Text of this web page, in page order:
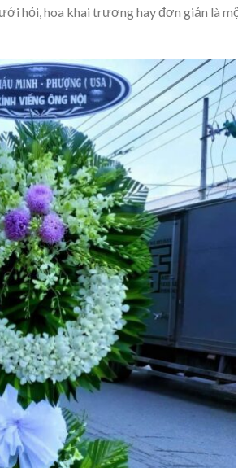
hỏi, hoa khai trương hay đơn giản là